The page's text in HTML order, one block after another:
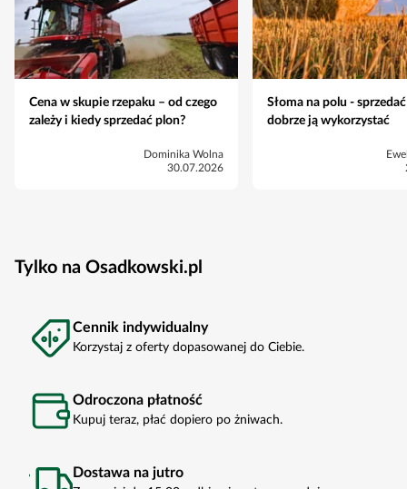
Cena w skupie rzepaku – od czego
zależy i kiedy sprzedać plon?
Dominika Wolna
30.07.2026
Słoma na polu -
dobrze ją wykorzystać
Tylko na Osadkowski.pl
Cennik indywidualny
Korzystaj z oferty dopasowanej do Ciebie.
Odroczona płatność
Kupuj teraz, płać dopiero po żniwach.
Dostawa na jutro